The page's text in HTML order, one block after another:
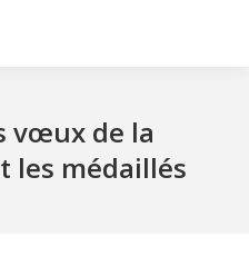
vœux de la
les médaillés